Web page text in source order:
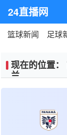
24直播网
篮球新闻 足球
现在的位置：
兰